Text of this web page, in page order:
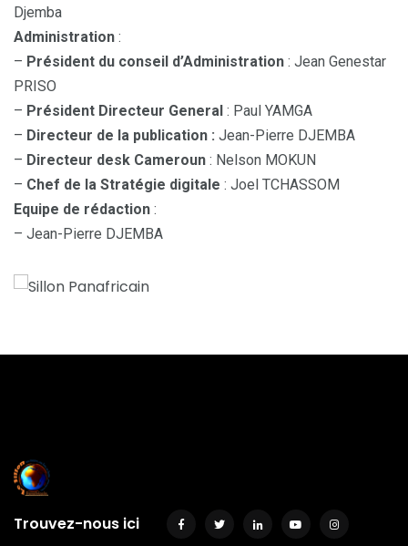
Djemba
Administration :
– Président du conseil d’Administration : Jean Genestar
PRISO
– Président Directeur General : Paul YAMGA
– Directeur de la publication : Jean-Pierre DJEMBA
– Directeur desk Cameroun : Nelson MOKUN
– Chef de la Stratégie digitale : Joel TCHASSOM
Equipe de rédaction :
– Jean-Pierre DJEMBA
Trouvez-nous ici